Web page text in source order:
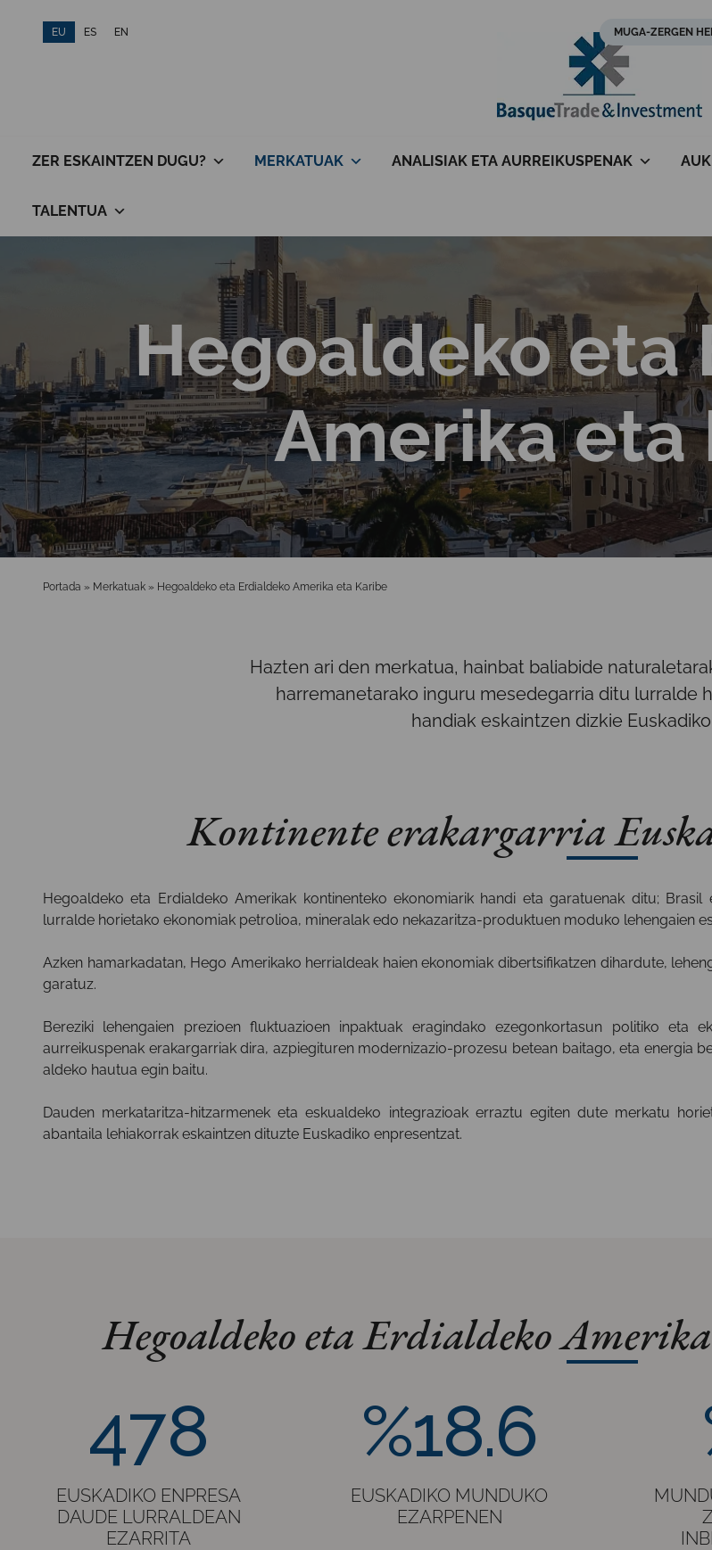
EU ES EN MUGA-ZERGEN
ZER ESKAINTZEN DUGU? MERKATUAK ANALISIAK ETA AURREIKUSPENAK
TALENTUA
Hegoaldeko eta
Amerika eta
Portada » Merkatuak » Hegoaldeko eta Erdialdeko Amerika eta Karibe
Hazten ari den merkatua, hainbat baliabide
harremanetarako inguru mesedegarria ditu lurralde
handiak eskaintzen dizkie
Kontinente erakargarria
Hegoaldeko eta Erdialdeko Amerikak kontinenteko ekonomiarik handi eta garatuenak ditu;
lurralde horietako ekonomiak petrolioa, mineralak edo nekazaritza-produktuen moduko lehengaien
Azken hamarkadatan, Hego Amerikako herrialdeak haien ekonomiak dibertsifikatzen dihardute,
garatuz.
Bereziki lehengaien prezioen fluktuazioen inpaktuak eragindako ezegonkortasun politiko eta
aurreikuspenak erakargarriak dira, azpiegituren modernizazio-prozesu betean baitago, eta energia
aldeko hautua egin baitu.
Dauden merkataritza-hitzarmenek eta eskualdeko integrazioak erraztu egiten dute merkatu
abantaila lehiakorrak eskaintzen dituzte Euskadiko enpresentzat.
Hegoaldeko eta Erdialdeko
478
EUSKADIKO ENPRESA
DAUDE LURRALDEAN
EZARRITA
%18.6
EUSKADIKO MUNDUKO
EZARPENEN